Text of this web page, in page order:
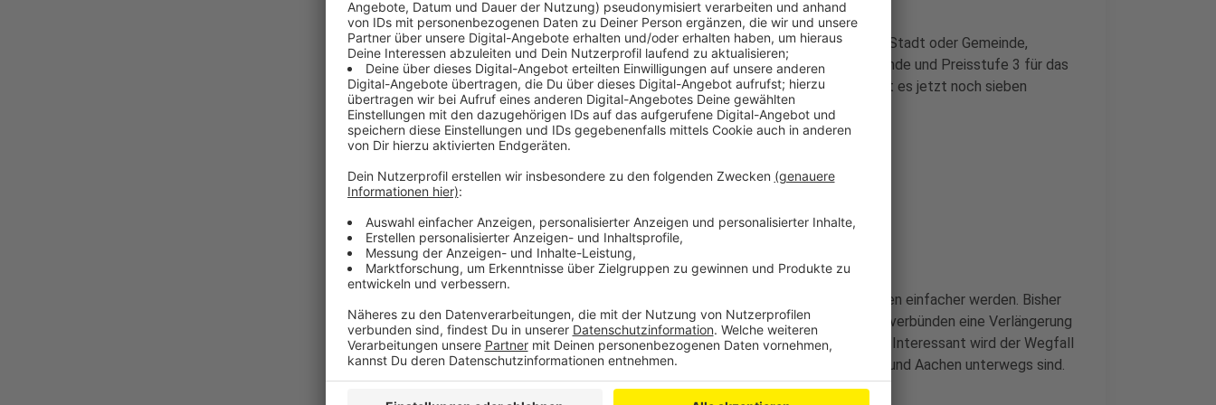
Dabei seien nur noch drei Zonen vorgesehen: Preisstufe 1 für die Stadt oder Gemeinde,
Preisstufe 2: Stadt/Gemeinde plus Nachbarstadt/Nachbargemeinde und Preisstufe 3 für das
gesamte Nahverkehrsnetz von VRS und AVV. Allein beim VRS gibt es jetzt noch sieben
Preisstufen.
Anzeige
Anzeige
Für Gelegenheitskunden soll mit der Änderung Bus- und Bahnfahren einfacher werden. Bisher
müssen sie wegen der Tarifgrenze zwischen den beiden Verkehrsverbünden eine Verlängerung
bezahlen. Sie liegt genau genommen zwischen Kerpen und Düren. Interessant wird der Wegfall
der Tarifgrenze also besonders für Menschen, die zwischen Köln und Aachen unterwegs sind.
Anzeige